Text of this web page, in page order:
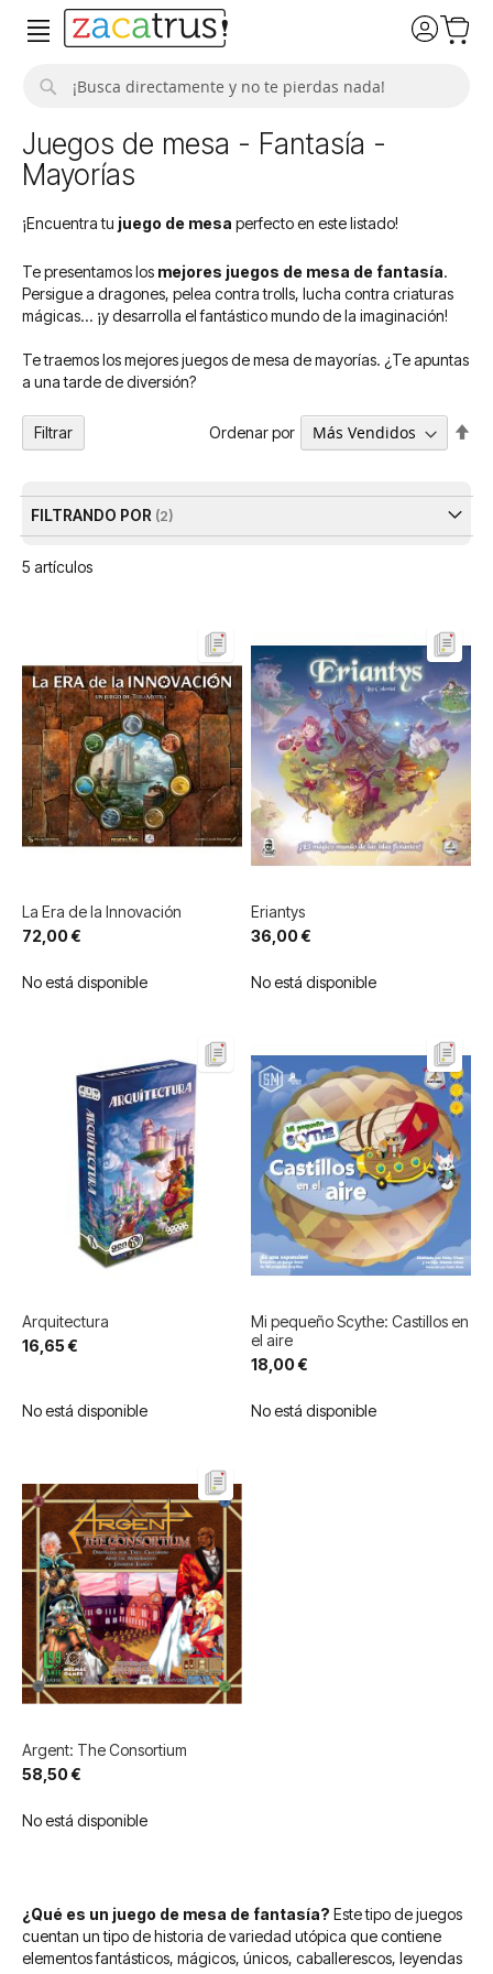
Juegos de mesa - Fantasía -
Mayorías
¡Encuentra tu juego de mesa perfecto en este listado!
Te presentamos los mejores juegos de mesa de fantasía.
Persigue a dragones, pelea contra trolls, lucha contra criaturas
mágicas... ¡y desarrolla el fantástico mundo de la imaginación!
Te traemos los mejores juegos de mesa de mayorías. ¿Te apuntas
a una tarde de diversión?
5 artículos
Ordenar por
La Era de la Innovación
72,00 €
No está disponible
Eriantys
36,00 €
No está disponible
Arquitectura
16,65 €
No está disponible
Mi pequeño Scythe: Castillos en
el aire
18,00 €
No está disponible
Argent: The Consortium
58,50 €
No está disponible
¿Qué es un juego de mesa de fantasía? Este tipo de juegos
cuentan un tipo de historia de variedad utópica que contiene
elementos fantásticos, mágicos, únicos, caballerescos, leyendas
Filtrar
FILTRANDO POR